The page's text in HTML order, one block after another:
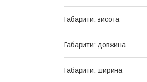
Габарити: висота
Габарити: довжина
Габарити: ширина